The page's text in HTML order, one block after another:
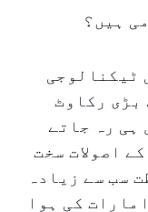
ہیں؟
ٹیکنالوجی
بڑی رکاوٹ
ہی رہ جاتے
اصولات سخت
سب سے زیادہ
کی ہوا